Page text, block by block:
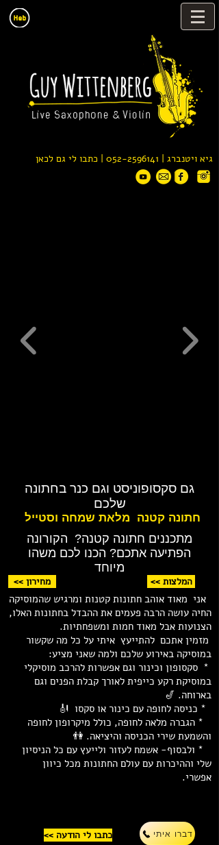
גיא ויטנברג | 052-2596141 | כתבו לי גם לכאן
גם סקסופוניסט וגם כנר בחתונה
שלכם
חתונה קטנה מלאת שמחה וסטייל
מתכננים חתונה קטנה? הקורונה
הפתיעה אתכם? הכנו לכם משהו
מיוחד
<< מחירון << המלצות
אני מאוד אוהב חתונות קטנות ומרגיש שהמוסיקה
החיה עושה הרבה פעמים את ההבדל בחתונות האלו,
הצנועות אבל מאוד חמות ומשפחתיות.
מזמין אתכם להתייעץ איתי על כל מה שקשור
במוסיקה באירוע שלכם ולמה שאני מציע:
* סקסופון וכינור וגם אפשרות להרכב מוסיקלי
במוסיקת רקע כייפית לאורך קבלת הפנים וגם
בארוחה. 🎷
* כניסה לחופה עם כינור או סקסו 🎻
* הגברה מלאה לחופה, כולל מיקרופון לחופה
והשמעת שירי הכניסה והיציאה. 👫
* ולבסוף- אשמח לעזור ולייעץ עם כל הניסיון
שלי וההיכרות עם עולם החתונות מכל כיוון
אפשרי.
<< כתבו לי הודעה דברו איתי